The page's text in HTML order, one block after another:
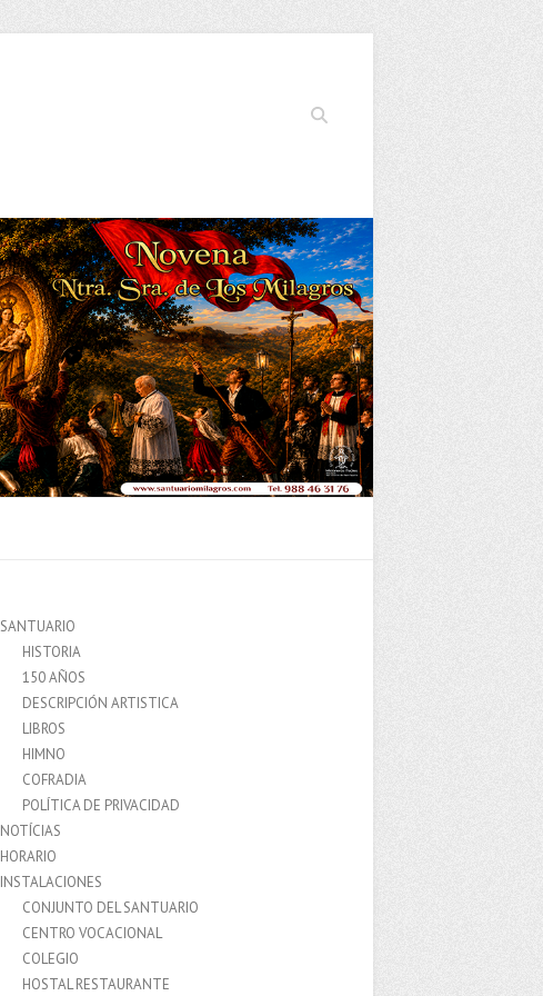
Buscar
SANTUARIO
HISTORIA
150 AÑOS
DESCRIPCIÓN ARTISTICA
LIBROS
HIMNO
COFRADIA
POLÍTICA DE PRIVACIDAD
NOTÍCIAS
HORARIO
INSTALACIONES
CONJUNTO DEL SANTUARIO
CENTRO VOCACIONAL
COLEGIO
HOSTAL RESTAURANTE